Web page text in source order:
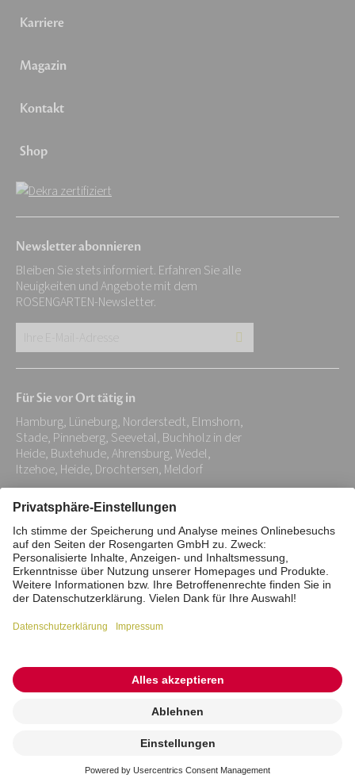
beauftragen
Karriere
Magazin
Kontakt
Shop
Newsletter abonnieren
Bleiben Sie stets informiert. Erfahren Sie alle
Neuigkeiten und Angebote mit dem
ROSENGARTEN-Newsletter.
Adresse:
*
Für Sie vor Ort tätig in
Hamburg, Lüneburg, Norderstedt, Elmshorn,
Stade, Pinneberg, Seevetal, Buchholz in der
Heide, Buxtehude, Ahrensburg, Wedel,
Itzehoe, Heide, Drochtersen, Meldorf
Impressum Datenschutz
Stiftung
Interne Meldestelle
Zahlungsmittel
Barrierefreiheitserklärung
Vertrag widerrufen
© 2026 ROSENGARTEN-Tierbestattung